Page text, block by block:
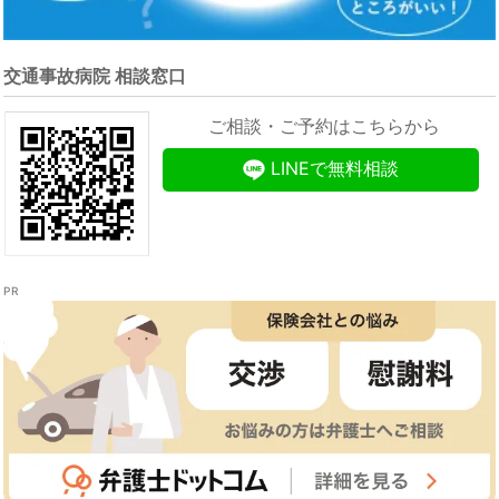
交通事故病院 相談窓口
ご相談・ご予約はこちらから
LINEで無料相談